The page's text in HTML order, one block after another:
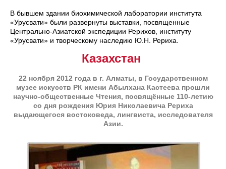
В бывшем здании биохимической лаборатории института
«Урусвати» были развернуты выставки, посвященные
Центрально-Азиатской экспедиции Рерихов, институту
«Урусвати» и творческому наследию Ю.Н. Рериха.
Казахстан
22 ноября 2012 года в г. Алматы, в Государственном
музее искусств РК имени Абылхана Кастеева прошли
научно-общественные Чтения, посвящённые 110-летию
со дня рождения Юрия Николаевича Рериха
выдающегося востоковеда, лингвиста, исследователя
Азии.